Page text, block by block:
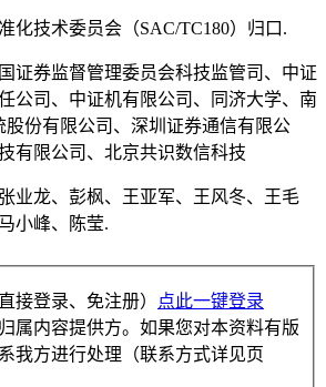
化技术委员会（SAC/TC180）归口.
证券监督管理委员会科技监管司、中证
公司、中证机有限公司、同济大学、南
股份有限公司、深圳证券通信有限公
有限公司、北京共识数信科技
业龙、彭枫、王亚军、王风冬、王毛
小峰、陈莹.
接登录、免注册）
点此一键登录
属内容提供方。如果您对本资料有版
我方进行处理（联系方式详见页